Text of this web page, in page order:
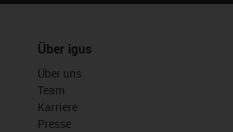
Über igus
Über uns
Team
Karriere
Presse